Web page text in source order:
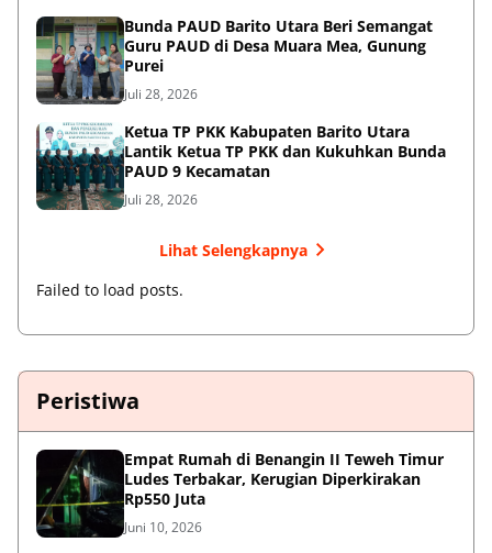
Bunda PAUD Barito Utara Beri Semangat
Guru PAUD di Desa Muara Mea, Gunung
Purei
Juli 28, 2026
Ketua TP PKK Kabupaten Barito Utara
Lantik Ketua TP PKK dan Kukuhkan Bunda
PAUD 9 Kecamatan
Juli 28, 2026
Lihat Selengkapnya
Failed to load posts.
Peristiwa
Empat Rumah di Benangin II Teweh Timur
Ludes Terbakar, Kerugian Diperkirakan
Rp550 Juta
Juni 10, 2026